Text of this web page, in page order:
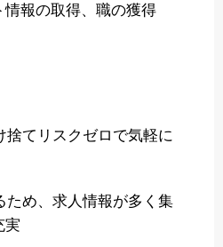
報の取得、職の獲得
捨てリスクゼロで気軽に
ため、求人情報が多く集
実